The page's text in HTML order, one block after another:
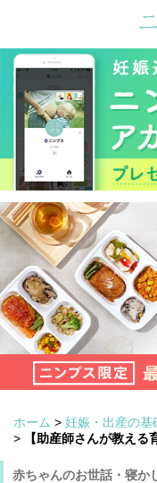
ホーム > 妊娠・出産の基
>
【助産師さんが教え
赤ちゃんのお世話・寝か